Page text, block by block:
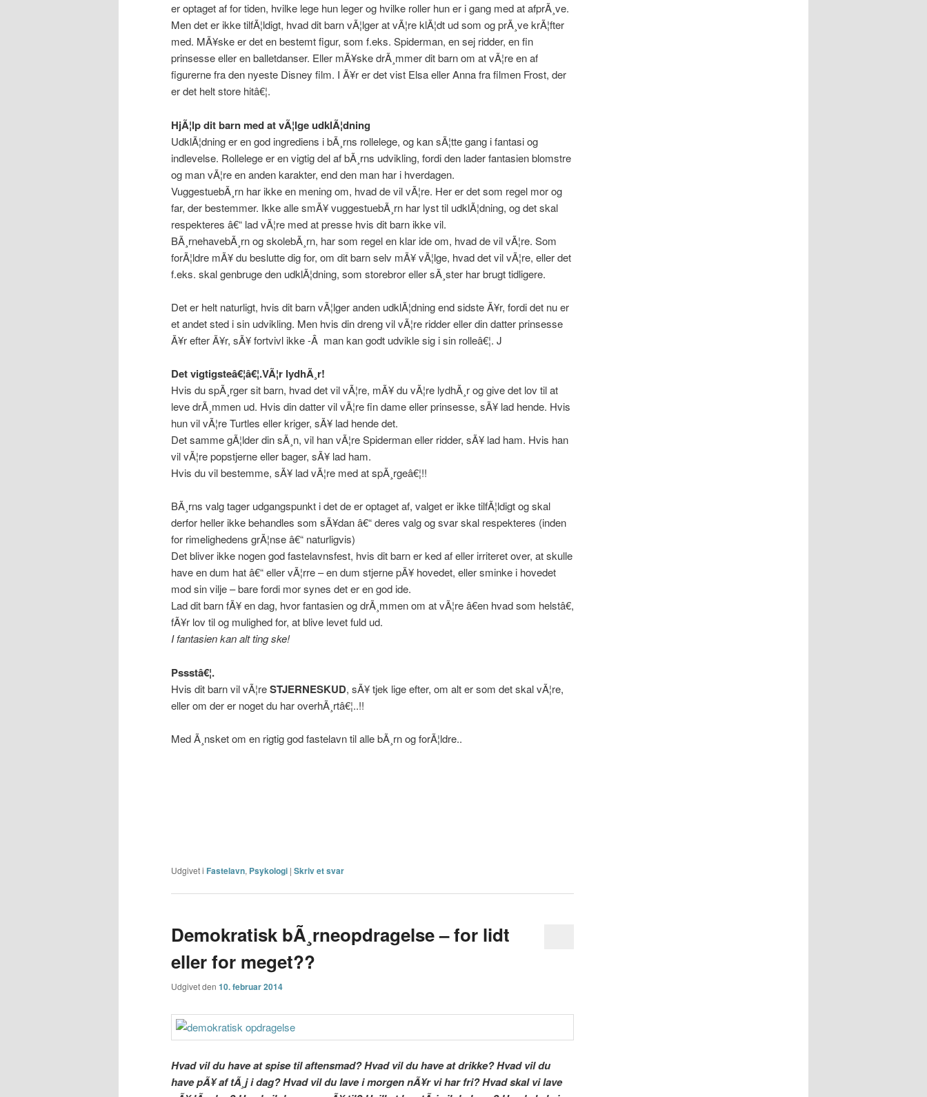
er optaget af for tiden, hvilke lege hun leger og hvilke roller hun er i gang med at afprÃ¸ve.
Men det er ikke tilfÃ¦ldigt, hvad dit barn vÃ¦lger at vÃ¦re klÃ¦dt ud som og prÃ¸ve krÃ¦fter
med. MÃ¥ske er det en bestemt figur, som f.eks. Spiderman, en sej ridder, en fin
prinsesse eller en balletdanser. Eller mÃ¥ske drÃ¸mmer dit barn om at vÃ¦re en af
figurerne fra den nyeste Disney film. I Ã¥r er det vist Elsa eller Anna fra filmen Frost, der
er det helt store hitâ€¦.
HjÃ¦lp dit barn med at vÃ¦lge udklÃ¦dning
UdklÃ¦dning er en god ingrediens i bÃ¸rns rollelege, og kan sÃ¦tte gang i fantasi og
indlevelse. Rollelege er en vigtig del af bÃ¸rns udvikling, fordi den lader fantasien blomstre
og man vÃ¦re en anden karakter, end den man har i hverdagen.
VuggestuebÃ¸rn har ikke en mening om, hvad de vil vÃ¦re. Her er det som regel mor og
far, der bestemmer. Ikke alle smÃ¥ vuggestuebÃ¸rn har lyst til udklÃ¦dning, og det skal
respekteres â€“ lad vÃ¦re med at presse hvis dit barn ikke vil.
BÃ¸rnehavebÃ¸rn og skolebÃ¸rn, har som regel en klar ide om, hvad de vil vÃ¦re. Som
forÃ¦ldre mÃ¥ du beslutte dig for, om dit barn selv mÃ¥ vÃ¦lge, hvad det vil vÃ¦re, eller det
f.eks. skal genbruge den udklÃ¦dning, som storebror eller sÃ¸ster har brugt tidligere.
Det er helt naturligt, hvis dit barn vÃ¦lger anden udklÃ¦dning end sidste Ã¥r, fordi det nu er
et andet sted i sin udvikling. Men hvis din dreng vil vÃ¦re ridder eller din datter prinsesse
Ã¥r efter Ã¥r, sÃ¥ fortvivl ikke -Â man kan godt udvikle sig i sin rolleâ€¦. J
Det vigtigsteâ€¦â€¦.VÃ¦r lydhÃ¸r!
Hvis du spÃ¸rger sit barn, hvad det vil vÃ¦re, mÃ¥ du vÃ¦re lydhÃ¸r og give det lov til at
leve drÃ¸mmen ud. Hvis din datter vil vÃ¦re fin dame eller prinsesse, sÃ¥ lad hende. Hvis
hun vil vÃ¦re Turtles eller kriger, sÃ¥ lad hende det.
Det samme gÃ¦lder din sÃ¸n, vil han vÃ¦re Spiderman eller ridder, sÃ¥ lad ham. Hvis han
vil vÃ¦re popstjerne eller bager, sÃ¥ lad ham.
Hvis du vil bestemme, sÃ¥ lad vÃ¦re med at spÃ¸rgeâ€¦!!
BÃ¸rns valg tager udgangspunkt i det de er optaget af, valget er ikke tilfÃ¦ldigt og skal
derfor heller ikke behandles som sÃ¥dan â€“ deres valg og svar skal respekteres (inden
for rimelighedens grÃ¦nse â€“ naturligvis)
Det bliver ikke nogen god fastelavnsfest, hvis dit barn er ked af eller irriteret over, at skulle
have en dum hat â€“ eller vÃ¦rre – en dum stjerne pÃ¥ hovedet, eller sminke i hovedet
mod sin vilje – bare fordi mor synes det er en god ide.
Lad dit barn fÃ¥ en dag, hvor fantasien og drÃ¸mmen om at vÃ¦re â€en hvad som helstâ€,
fÃ¥r lov til og mulighed for, at blive levet fuld ud.
I fantasien kan alt ting ske!
Pssstâ€¦.
Hvis dit barn vil vÃ¦reSTJERNESKUD, sÃ¥ tjek lige efter, om alt er som det skal vÃ¦re,
eller om der er noget du har overhÃ¸rtâ€¦..!!
Med Ã¸nsket om en rigtig god fastelavn til alle bÃ¸rn og forÃ¦ldre..
Udgivet i Fastelavn, Psykologi | Skriv et svar
Demokratisk bÃ¸rneopdragelse – for lidt
eller for meget??
Udgivet den 10. februar 2014
Hvad vil du have at spise til aftensmad? Hvad vil du have at drikke? Hvad vil du
have pÃ¥ af tÃ¸j i dag? Hvad vil du lave i morgen nÃ¥r vi har fri? Hvad skal vi lave